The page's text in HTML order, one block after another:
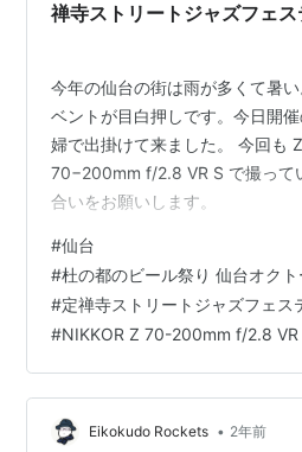
禅寺ストリートジャズフェ
今年の仙台の街は雨が多くて暑
ベントが目白押しです。今日開
婦で出掛けて来ました。 今回も
70−200mm f/2.8 VR S で撮って
合いをお願いします。
#仙台
#杜の都のビール祭り 仙台オク
#定禅寺ストリートジャズフェ
#NIKKOR Z 70-200mm f/2.8 VR
Eikokudo Rockets • 2年前